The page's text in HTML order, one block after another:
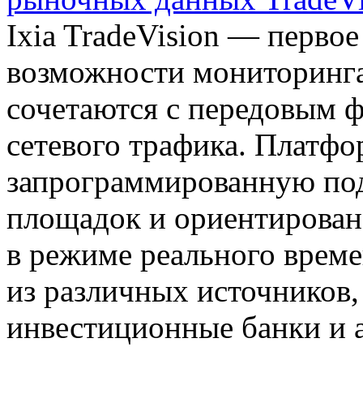
Ixia TradeVision — первое
возможности
сочетаются с передовым
сетевого трафика.
запрограммированную
площадок и
в режиме реального
из различных
инвестиционные банки и